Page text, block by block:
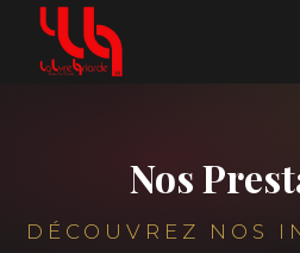
Nos
DÉCOUVREZ NOS